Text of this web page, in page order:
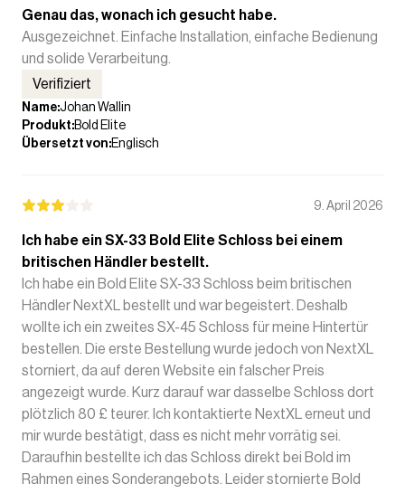
Genau das, wonach ich gesucht habe.
Ausgezeichnet. Einfache Installation, einfache Bedienung
und solide Verarbeitung.
Verifiziert
Name:Johan Wallin
Produkt:Bold Elite
Übersetzt von:Englisch
9. April 2026
Ich habe ein SX-33 Bold Elite Schloss bei einem
britischen Händler bestellt.
Ich habe ein Bold Elite SX-33 Schloss beim britischen
Händler NextXL bestellt und war begeistert. Deshalb
wollte ich ein zweites SX-45 Schloss für meine Hintertür
bestellen. Die erste Bestellung wurde jedoch von NextXL
storniert, da auf deren Website ein falscher Preis
angezeigt wurde. Kurz darauf war dasselbe Schloss dort
plötzlich 80 £ teurer. Ich kontaktierte NextXL erneut und
mir wurde bestätigt, dass es nicht mehr vorrätig sei.
Daraufhin bestellte ich das Schloss direkt bei Bold im
Rahmen eines Sonderangebots. Leider stornierte Bold